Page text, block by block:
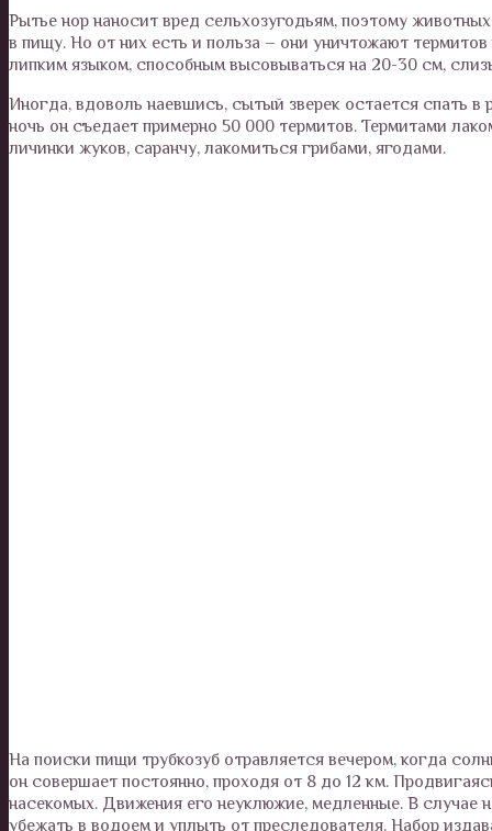
Рытье нор наносит вред сельхозугодьям, поэтому
в пищу. Но от них есть и польза – они уничтожают
липким языком, способным высовываться на 20-30 см,
Иногда, вдоволь наевшись, сытый зверек остается спать в
ночь он съедает примерно 50 000 термитов. Термитами
личинки жуков, саранчу, лакомиться грибами, ягодами.
На поиски пищи трубкозуб отравляется вечером, когда
он совершает постоянно, проходя от 8 до 12 км.
насекомых. Движения его неуклюжие, медленные. В случае
убежать в водоем и уплыть от преследователя. Набор